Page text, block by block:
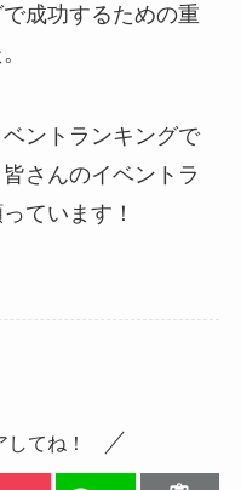
成功するための重
ントランキングで
さんのイベントラ
ています！
てね！